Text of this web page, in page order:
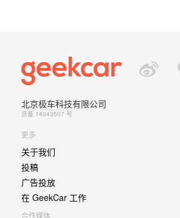
北京极车科技有限公司
京备 14043507 号
更多
关于我们
投稿
广告投放
在 GeekCar 工作
合作媒体